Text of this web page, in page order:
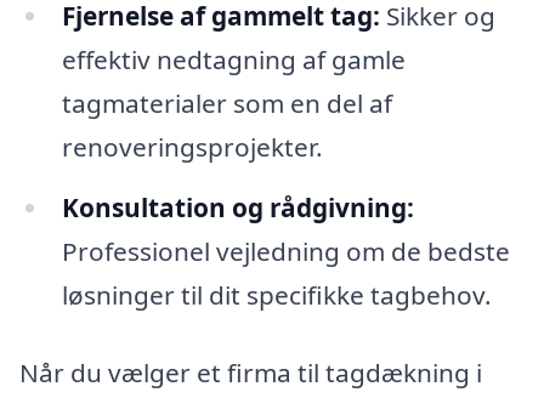
Fjernelse af gammelt tag: Sikker og
effektiv nedtagning af gamle
tagmaterialer som en del af
renoveringsprojekter.
Konsultation og rådgivning:
Professionel vejledning om de bedste
løsninger til dit specifikke tagbehov.
Når du vælger et firma til tagdækning i